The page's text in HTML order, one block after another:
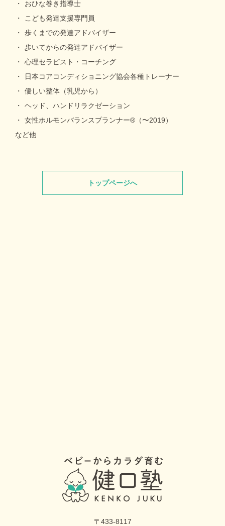
おひな巻き指導士
こども発達支援専門員
歩くまでの発達アドバイザー
歩いてからの発達アドバイザー
心理セラピスト・コーチング
日本コアコンディショニング協会各種トレーナー
優しい整体（乳児から）
ヘッド、ハンドリラクゼーション
女性ホルモンバランスプランナー®（〜2019）
など他
トップページへ
〒433-8117